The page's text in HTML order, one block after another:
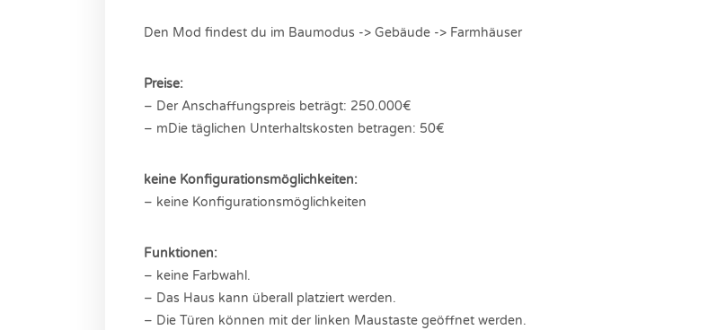
Den Mod findest du im Baumodus -> Gebäude -> Farmhäuser
Preise:
– Der Anschaffungspreis beträgt: 250.000€
– mDie täglichen Unterhaltskosten betragen: 50€
keine Konfigurationsmöglichkeiten:
– keine Konfigurationsmöglichkeiten
Funktionen:
– keine Farbwahl.
– Das Haus kann überall platziert werden.
– Die Türen können mit der linken Maustaste geöffnet werden.